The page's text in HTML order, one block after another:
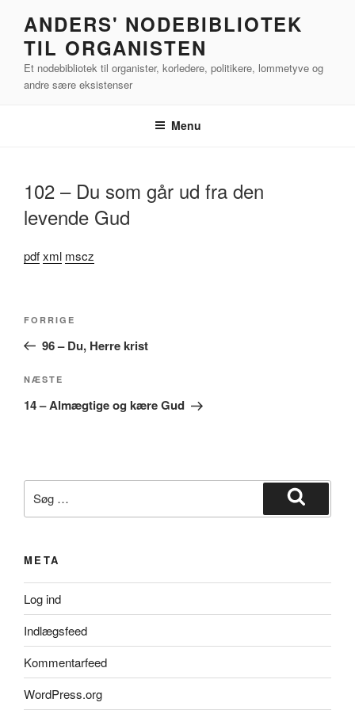
indhold
ANDERS' NODEBIBLIOTEK
TIL ORGANISTEN
Et nodebibliotek til organister, korledere, politikere, lommetyve og
andre sære eksistenser
Menu
102 – Du som går ud fra den
levende Gud
pdfxml mscz
Forrige
indlæg
FORRIGE
96 – Du, Herre krist
Næste
indlæg
NÆSTE
14 – Almægtige og kære Gud
efter:
Søg
META
Log ind
Indlægsfeed
Kommentarfeed
WordPress.org